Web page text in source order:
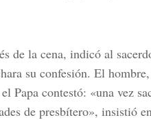
de la cena, indicó al
su confesión. El
Papa contestó: «una vez
de presbítero», insistió